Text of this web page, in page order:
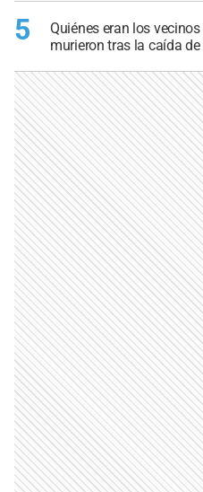
5
Quiénes eran los
murieron tras la caída